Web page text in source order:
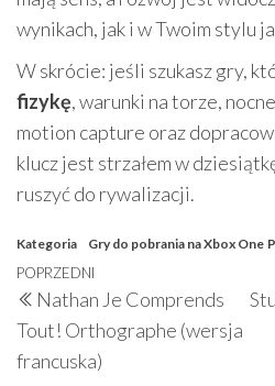
wynikach, jak i w Twoim stylu
W skrócie: jeśli szukasz gry,
fizykę, warunki na torze,
motion capture oraz
klucz jest strzałem w
ruszyć do rywalizacji.
Kategoria Gry do pobrania na Xbox One
Nawigacja
wpisu
Poprzedni
wpis
POPRZEDNI
Nathan Je Comprends
Tout! Orthographe (wersja
francuska)